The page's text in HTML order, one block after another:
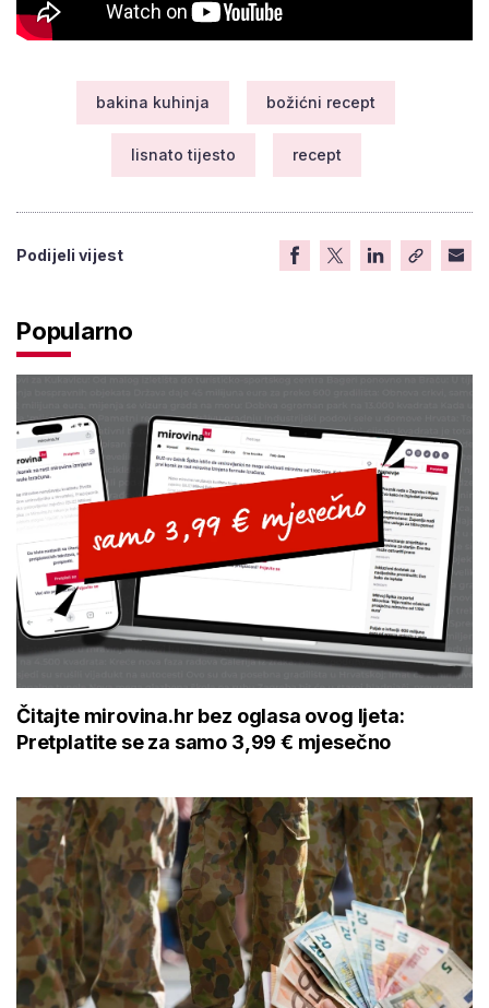
bakina kuhinja božićni recept
lisnato tijesto recept
Podijeli vijest
Popularno
Čitajte mirovina.hr bez oglasa ovog ljeta:
Pretplatite se za samo 3,99 € mjesečno